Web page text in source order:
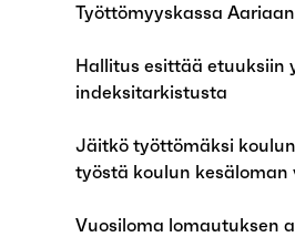
Työttömyyskassa Aariaan
Hallitus esittää etuuksiin
indeksitarkistusta
Jäitkö työttömäksi
työstä koulun kesäloman
Vuosiloma lomautuksen